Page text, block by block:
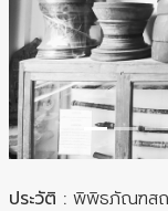
Previous
ประวัติ : พิพิธภัณฑสถ